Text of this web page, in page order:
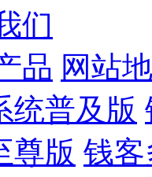
们
品 网站
统普及版
尊版 钱